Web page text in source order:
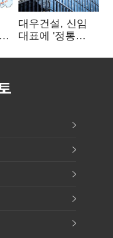
대우건설, 신임
대표에 '정통
부사장 내정